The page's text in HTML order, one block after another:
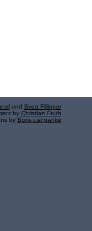
und Sven Fillinger
by Christian Fruth
by Boris Langanke